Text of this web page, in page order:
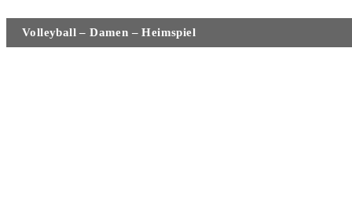
Veranstaltung-
Navigation
Volleyball – Damen – Heimspiel